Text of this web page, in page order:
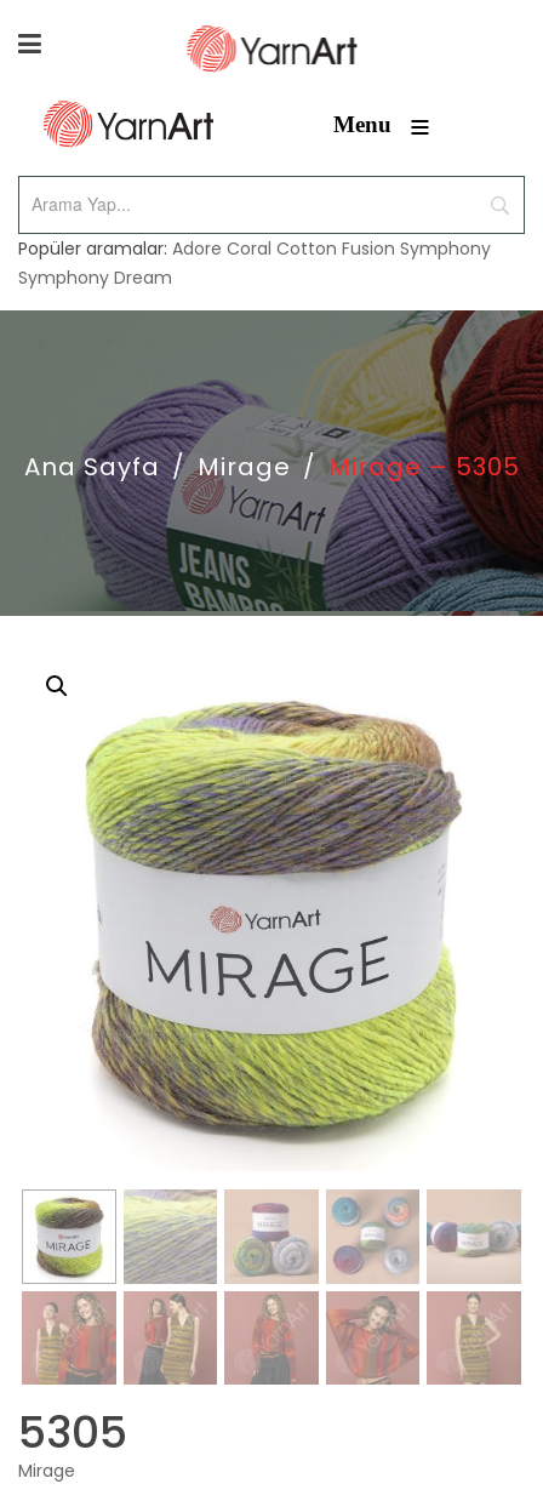
Menu ≡
Popüler aramalar: Adore Coral Cotton Fusion Symphony
Symphony Dream
Ana Sayfa / Mirage / Mirage – 5305
5305
Mirage